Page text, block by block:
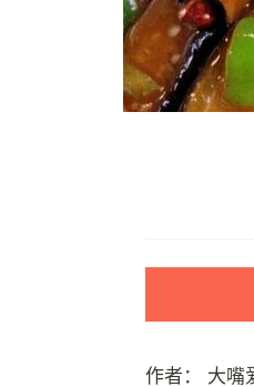
作者： 大嘴